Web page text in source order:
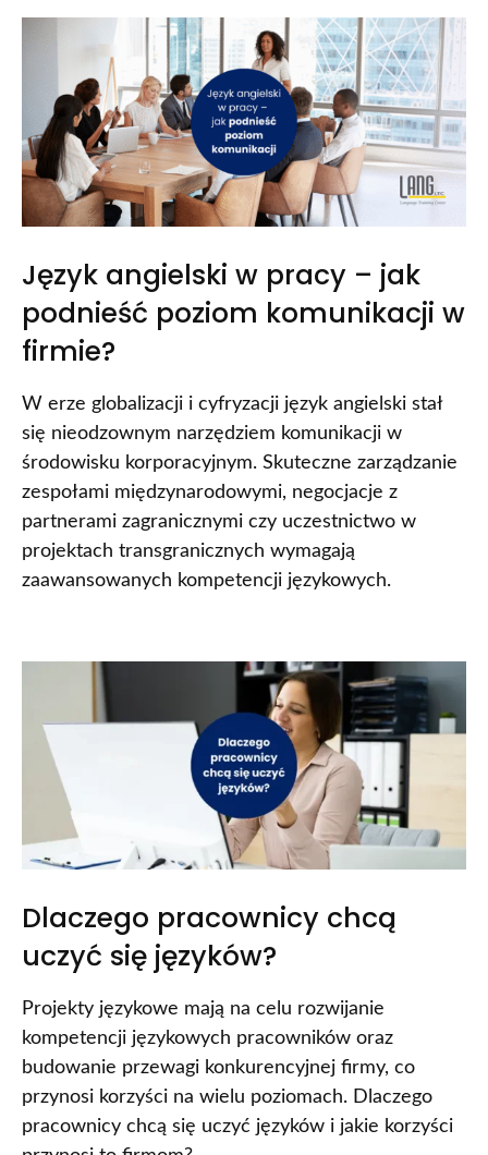
Język angielski w pracy – jak
podnieść poziom komunikacji w
firmie?
W erze globalizacji i cyfryzacji język angielski stał
się nieodzownym narzędziem komunikacji w
środowisku korporacyjnym. Skuteczne zarządzanie
zespołami międzynarodowymi, negocjacje z
partnerami zagranicznymi czy uczestnictwo w
projektach transgranicznych wymagają
zaawansowanych kompetencji językowych.
Dlaczego pracownicy chcą
uczyć się języków?
Projekty językowe mają na celu rozwijanie
kompetencji językowych pracowników oraz
budowanie przewagi konkurencyjnej firmy, co
przynosi korzyści na wielu poziomach. Dlaczego
pracownicy chcą się uczyć języków i jakie korzyści